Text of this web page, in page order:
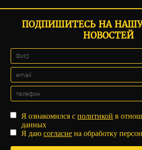
ПОДПИШИТЕСЬ НА
НОВОСТЕЙ
Я ознакомился сполитикой в
данных
Я даюсогласие на обработку